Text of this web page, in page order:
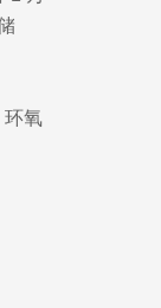
环氧